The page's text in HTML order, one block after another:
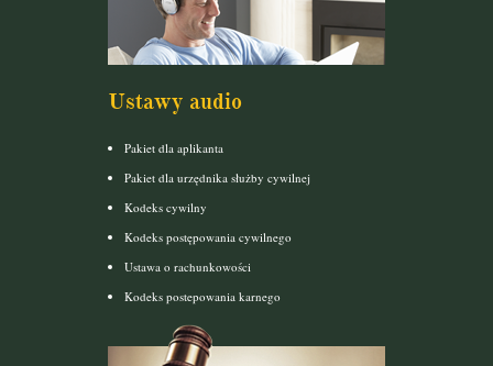
Ustawy audio
Pakiet dla aplikanta
Pakiet dla urzędnika służby cywilnej
Kodeks cywilny
Kodeks postępowania cywilnego
Ustawa o rachunkowości
Kodeks postepowania karnego